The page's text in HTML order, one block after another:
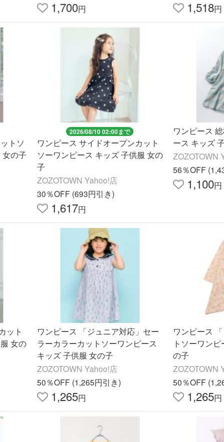
1,700円 1,518円
トソ
の子
2026/08/10 02:00まで
ワンピース サイドオープンカット
ソーワンピース キッズ 子供服 女の
子
ZOZOTOWN Yahoo!店
30％OFF (693円引き)
1,617円
ワンピース
ース キッズ
ZOZOTOWN
56％OFF
1,100円
ット
女の
ワンピース 「ジュニア対応」セー
ラーカラーカットソーワンピース
キッズ 子供服 女の子
ZOZOTOWN Yahoo!店
50％OFF (1,265円引き)
1,265円
ワンピース
トソーワン
の子
ZOZOTOWN
50％OFF
1,265円